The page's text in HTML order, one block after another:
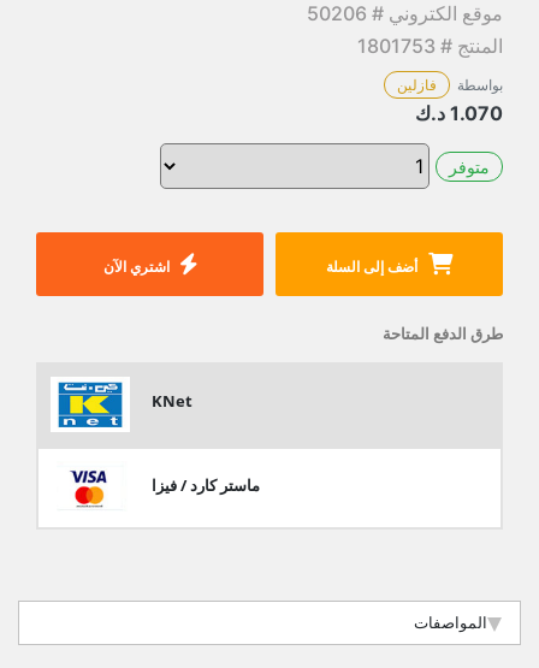
موقع الكتروني # 50206
المنتج # 1801753
بواسطة فازلين
1.070 د.ك
متوفر
أضف إلى السلة اشتري الآن
طرق الدفع المتاحة
KNet
ماستر كارد / فيزا
المواصفات